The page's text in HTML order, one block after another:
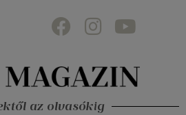
az olvasókig